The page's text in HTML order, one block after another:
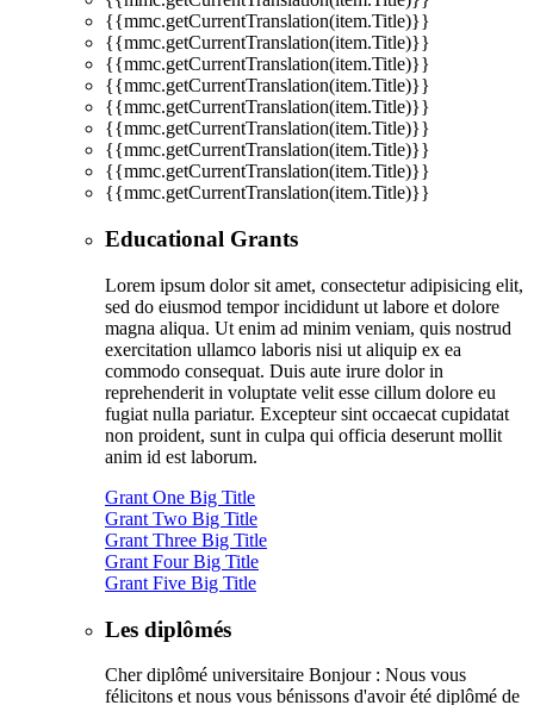
{{mmc.getCurrentTranslation(item.Title)}}
{{mmc.getCurrentTranslation(item.Title)}}
{{mmc.getCurrentTranslation(item.Title)}}
{{mmc.getCurrentTranslation(item.Title)}}
{{mmc.getCurrentTranslation(item.Title)}}
{{mmc.getCurrentTranslation(item.Title)}}
{{mmc.getCurrentTranslation(item.Title)}}
{{mmc.getCurrentTranslation(item.Title)}}
{{mmc.getCurrentTranslation(item.Title)}}
Educational Grants
Lorem ipsum dolor sit amet, consectetur adipisicing elit,
sed do eiusmod tempor incididunt ut labore et dolore
magna aliqua. Ut enim ad minim veniam, quis nostrud
exercitation ullamco laboris nisi ut aliquip ex ea
commodo consequat. Duis aute irure dolor in
reprehenderit in voluptate velit esse cillum dolore eu
fugiat nulla pariatur. Excepteur sint occaecat cupidatat
non proident, sunt in culpa qui officia deserunt mollit
anim id est laborum.
Grant One Big Title
Grant Two Big Title
Grant Three Big Title
Grant Four Big Title
Grant Five Big Title
Les diplômés
Cher diplômé universitaire Bonjour : Nous vous
félicitons et nous vous bénissons d'avoir été diplômé de